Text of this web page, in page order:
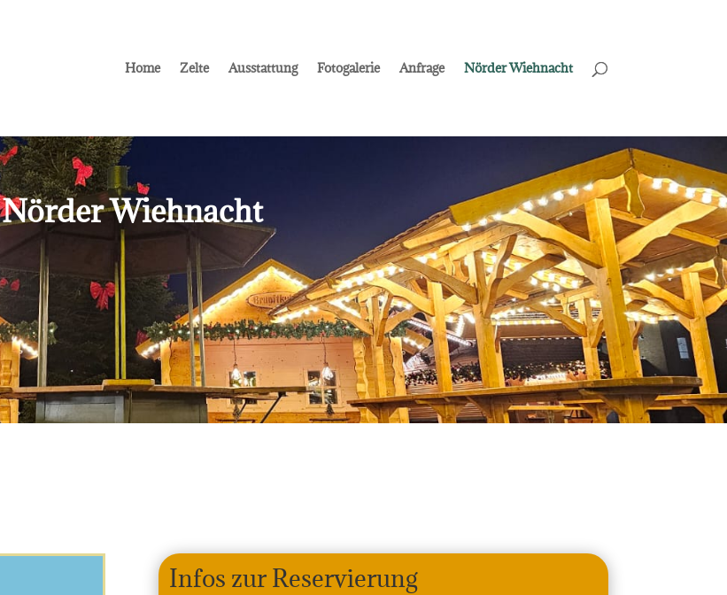
Home Zelte Ausstattung Fotogalerie Anfrage Nörder Wiehnacht
Nörder Wiehnacht
Infos zur Reservierung